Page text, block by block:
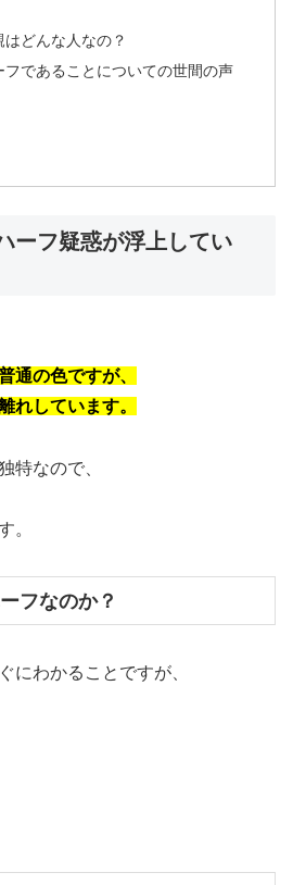
どんな人なの？
であることについての世間の声
ーフ疑惑が浮上してい
通の色ですが、
れしています。
特なので、
。
フなのか？
にわかることですが、